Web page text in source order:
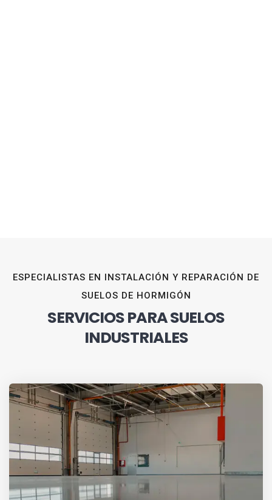
ESPECIALISTAS EN INSTALACIÓN Y REPARACIÓN DE
SUELOS DE HORMIGÓN
SERVICIOS PARA SUELOS
INDUSTRIALES